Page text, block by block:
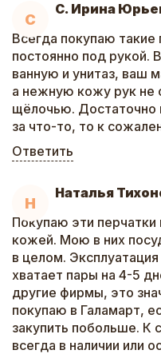
С
С. Ирина
Всегда покупаю такие
постоянно под рукой.
ванную и унитаз, ваш
а нежную кожу рук не
щёлочью. Достаточно
за что-то, то к
Ответить
Н
Наталья
Покупаю эти перчатки
кожей. Мою в них
в целом.
хватает пары на 4-5
другие фирмы, это
покупаю в Галамарт,
закупить побольше.
всегда в наличии или